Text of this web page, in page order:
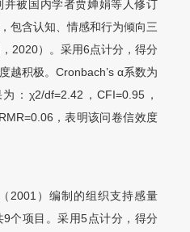
被国内学者贾婵娟等人修订
包含认知、情感和行为倾向三
2020）。采用6点计分，得分
越积极。Cronbach’s α系数为
： χ2/df=2.42，CFI=0.95，
，表明该问卷信效度
2001）编制的组织支持感量
个项目。采用5点计分，得分